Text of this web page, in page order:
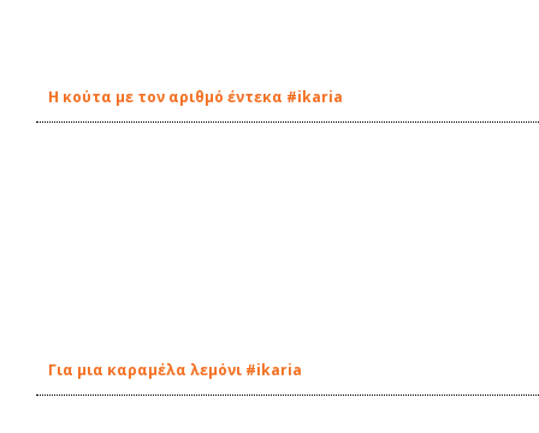
Η κούτα με τον αριθμό έντεκα #ikaria
Για μια καραμέλα λεμόνι #ikaria